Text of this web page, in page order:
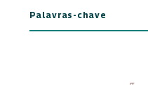
Palavras-chave